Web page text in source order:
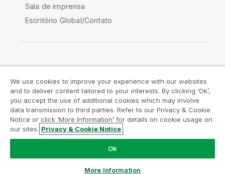
Sala de imprensa
Escritório Global/Contato
Acordos legais
Termos do produto
Legal Policies
Políticas Legais
Termos de uso
Marcas comerciais
Do Not Share My Info
Copyright © 1993-2026 QlikTech International AB. Todos os
We use cookies to improve your experience with our websites
and to deliver content tailored to your interests. By clicking ‘Ok’,
you accept the use of additional cookies which may involve
data transmission to third parties. Refer to our Privacy & Cookie
Notice or click ‘More Information’ for details on cookie usage on
our sites. Privacy & Cookie Notice
Ok
More Information